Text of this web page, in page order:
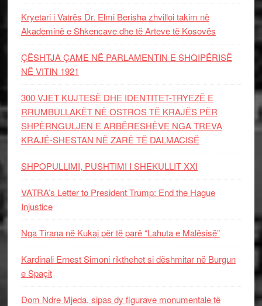
Kryetari i Vatrës Dr. Elmi Berisha zhvilloi takim në
Akademinë e Shkencave dhe të Arteve të Kosovës
ÇËSHTJA ÇAME NË PARLAMENTIN E SHQIPËRISË
NË VITIN 1921
300 VJET KUJTESË DHE IDENTITET-TRYEZË E
RRUMBULLAKËT NË OSTROS TË KRAJËS PËR
SHPËRNGULJEN E ARBËRESHËVE NGA TREVA
KRAJË-SHESTAN NË ZARË TË DALMACISË
SHPOPULLIMI, PUSHTIMI I SHEKULLIT XXI
VATRA’s Letter to President Trump: End the Hague
Injustice
Nga Tirana në Kukaj për të parë “Lahuta e Malësisë”
Kardinali Ernest Simoni rikthehet si dëshmitar në Burgun
e Spaçit
Dom Ndre Mjeda, sipas dy figurave monumentale të